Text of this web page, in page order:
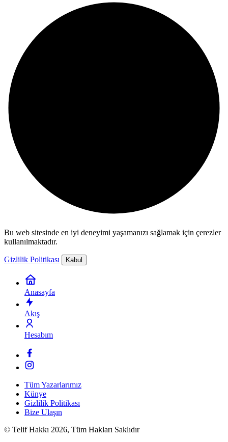
Bu web sitesinde en iyi deneyimi yaşamanızı sağlamak için çerezler
kullanılmaktadır.
Gizlilik Politikası Kabul
Anasayfa
Akış
Hesabım
Tüm Yazarlarımız
Künye
Gizlilik Politikası
Bize Ulaşın
© Telif Hakkı 2026, Tüm Hakları Saklıdır